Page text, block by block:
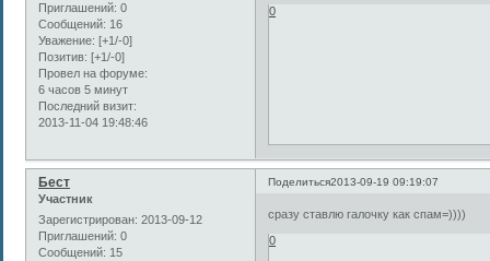
Приглашений: 0
Сообщений: 16
Уважение: [+1/-0]
Позитив: [+1/-0]
Провел на форуме:
6 часов 5 минут
Последний визит:
2013-11-04 19:48:46
0
Поделиться2013-09-19 09:19:07
Бест
Участник
Зарегистрирован: 2013-09-12
Приглашений: 0
Сообщений: 15
сразу ставлю галочку как спам=))))
0